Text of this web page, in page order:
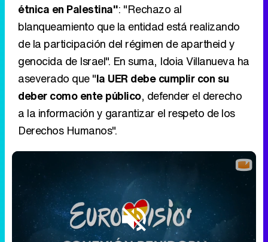
étnica en Palestina": "Rechazo al
blanqueamiento que la entidad está realizando
de la participación del régimen de apartheid y
genocida de Israel". En suma, Idoia Villanueva ha
aseverado que "la UER debe cumplir con su
deber como ente público, defender el derecho
a la información y garantizar el respeto de los
Derechos Humanos".